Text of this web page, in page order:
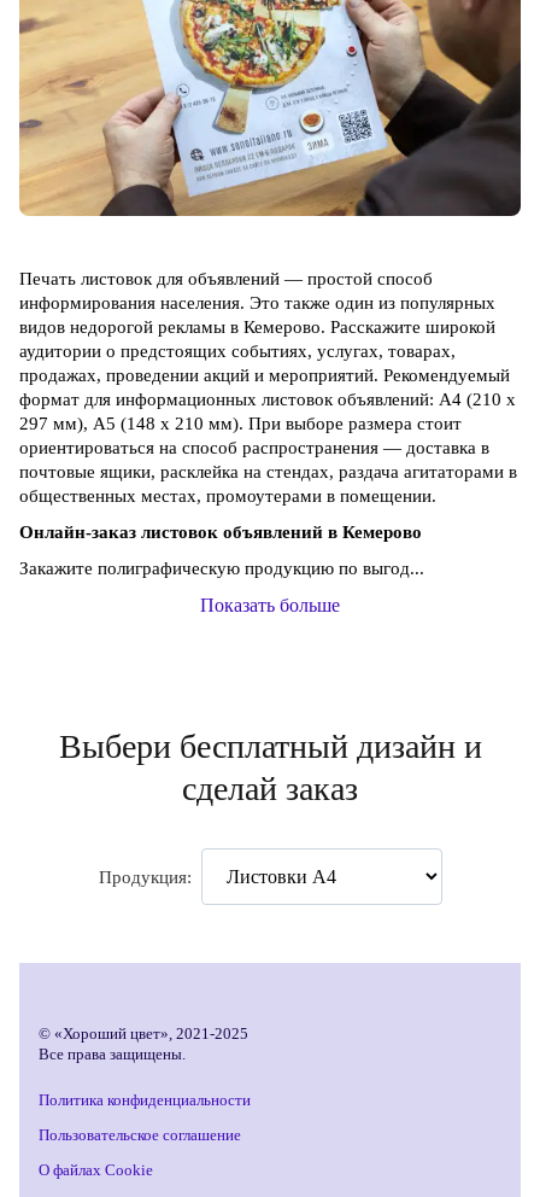
Печать листовок для объявлений — простой способ
информирования населения. Это также один из популярных
видов недорогой рекламы в Кемерово. Расскажите широкой
аудитории о предстоящих событиях, услугах, товарах,
продажах, проведении акций и мероприятий. Рекомендуемый
формат для информационных листовок объявлений: А4 (210 х
297 мм), А5 (148 х 210 мм). При выборе размера стоит
ориентироваться на способ распространения — доставка в
почтовые ящики, расклейка на стендах, раздача агитаторами в
общественных местах, промоутерами в помещении.
Онлайн-заказ листовок объявлений в Кемерово
Закажите полиграфическую продукцию по выгод...
Показать больше
Выбери бесплатный дизайн и
сделай заказ
Продукция:
© «Хороший цвет», 2021-2025
Все права защищены.
Политика конфиденциальности
Пользовательское соглашение
О файлах Cookie